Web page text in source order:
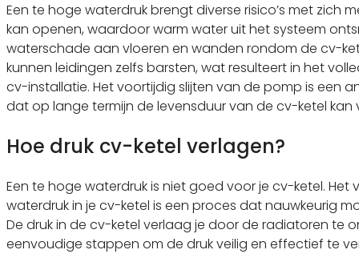
Een te hoge waterdruk brengt diverse risico’s met zich
kan openen, waardoor warm water uit het systeem
waterschade aan vloeren en wanden rondom de cv-
kunnen leidingen zelfs barsten, wat resulteert in het
cv-installatie. Het voortijdig slijten van de pomp is een
dat op lange termijn de levensduur van de cv-ketel kan
Hoe druk cv-ketel verlagen?
Een te hoge waterdruk is niet goed voor je cv-ketel. Het
waterdruk in je cv-ketel is een proces dat nauwkeurig
De druk in de cv-ketel verlaag je door de radiatoren te
eenvoudige stappen om de druk veilig en effectief te